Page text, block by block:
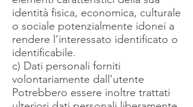
identità fisica, economica, culturale
o sociale potenzialmente idonei a
rendere l’interessato identificato o
identificabile.
c) Dati personali forniti
volontariamente dall’utente
Potrebbero essere inoltre trattati